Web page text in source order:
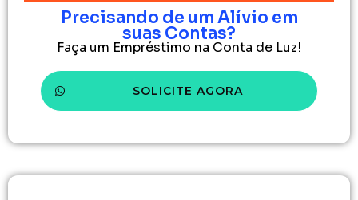
Precisando de um Alívio em
suas Contas?
Faça um Empréstimo na Conta de Luz!
SOLICITE AGORA